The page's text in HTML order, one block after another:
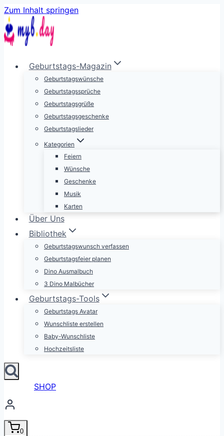
Zum Inhalt springen
Geburtstags-Magazin
Geburtstagswünsche
Geburtstagssprüche
Geburtstagsgrüße
Geburtstagsgeschenke
Geburtstagslieder
Kategorien
Feiern
Wünsche
Geschenke
Musik
Karten
Über Uns
Bibliothek
Geburtstagswunsch verfassen
Geburtstagsfeier planen
Dino Ausmalbuch
3 Dino Malbücher
Geburtstags-Tools
Geburtstags Avatar
Wunschliste erstellen
Baby-Wunschliste
Hochzeitsliste
SHOP
0